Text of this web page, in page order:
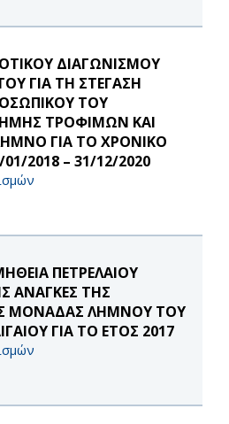
ΔΙΑΓΩΝΙΣΜΟΥ
ΓΙΑ ΤΗ ΣΤΕΓΑΣΗ
ΤΟΥ
ΤΡΟΦΙΜΩΝ ΚΑΙ
ΓΙΑ ΤΟ ΧΡΟΝΙΚΟ
2018 – 31/12/2020
ΠΕΤΡΕΛΑΙΟΥ
ΑΝΑΓΚΕΣ ΤΗΣ
ΜΟΝΑΔΑΣ ΛΗΜΝΟΥ ΤΟΥ
ΓΙΑ ΤΟ ΕΤΟΣ 2017